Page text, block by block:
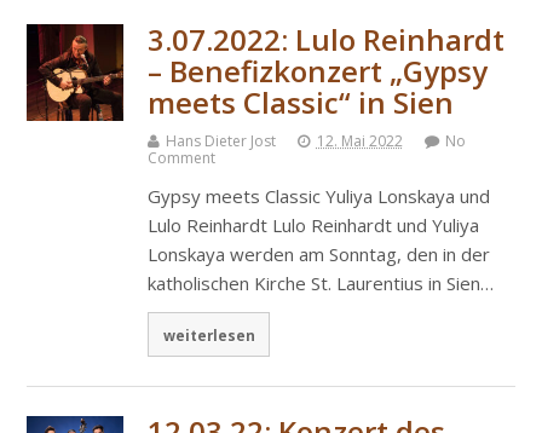
3.07.2022: Lulo Reinhardt
– Benefizkonzert „Gypsy
meets Classic“ in Sien
Hans Dieter Jost 12. Mai 2022
No
Comment
Gypsy meets Classic Yuliya Lonskaya und
Lulo Reinhardt Lulo Reinhardt und Yuliya
Lonskaya werden am Sonntag, den in der
katholischen Kirche St. Laurentius in Sien…
weiterlesen